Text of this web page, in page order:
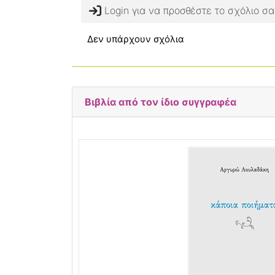
Login για να προσθέστε το σχόλιο
Δεν υπάρχουν σχόλια
Βιβλία από τον ίδιο συγγραφέα